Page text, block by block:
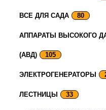
ВСЕ ДЛЯ САДА 80
АППАРАТЫ ВЫСОКОГО
(АВД) 105
ЭЛЕКТРОГЕНЕРАТОРЫ
ЛЕСТНИЦЫ 33